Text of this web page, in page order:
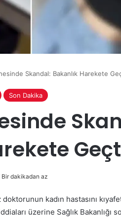
Skandal: Bakanlık Harekete
Son Dakika
Bir dakikadan az
kadın hastasını
üzerine Sağlık Bakanlığı